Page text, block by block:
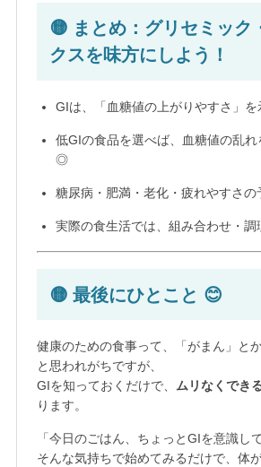
🟡 まとめ：グリセミック
クスを味方にしよう！
GIは、「血糖値の上がりやすさ」を
低GIの食品を選べば、血糖値の乱れ
◎
糖尿病・肥満・老化・疲れやすさの
実際の食生活では、組み合わせ・調
🟡 最後にひとこと 😊
健康のための食事って、「がまん」と
と思われがちですが、
GIを知っておくだけで、 ムリなくでき
ります。
「今日のごはん、ちょっとGIを意識し
そんな気持ちで始めてみるだけで、体